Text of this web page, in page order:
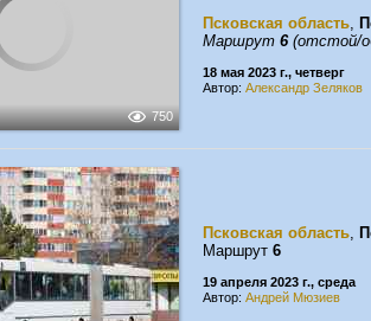
750
Псковская область,
Маршрут 6(отстой/
18 мая 2023 г., четверг
Автор: Александр Зеляков
Псковская область,
Маршрут 6
19 апреля 2023 г., среда
Автор: Андрей Мюзиев